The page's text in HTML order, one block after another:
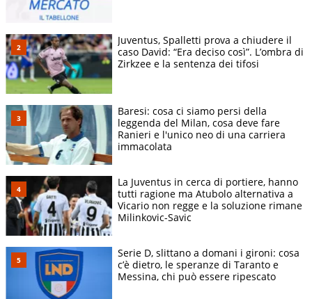
Juventus, Spalletti prova a chiudere il
caso David: “Era deciso così”. L’ombra di
Zirkzee e la sentenza dei tifosi
Baresi: cosa ci siamo persi della
leggenda del Milan, cosa deve fare
Ranieri e l'unico neo di una carriera
immacolata
La Juventus in cerca di portiere, hanno
tutti ragione ma Atubolo alternativa a
Vicario non regge e la soluzione rimane
Milinkovic-Savic
Serie D, slittano a domani i gironi: cosa
c’è dietro, le speranze di Taranto e
Messina, chi può essere ripescato